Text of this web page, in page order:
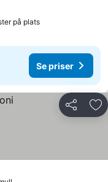
på platsSe priser
Se priser
Dela